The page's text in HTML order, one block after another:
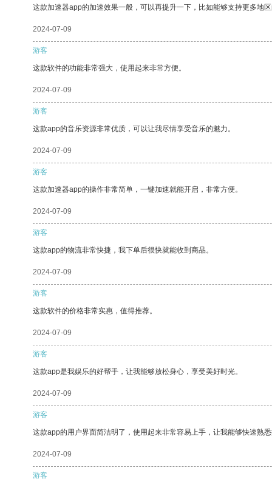
这款加速器app的加速效果一般，可以再提升一下，比如能够支持更多地区
2024-07-09
游客
这款软件的功能非常强大，使用起来非常方便。
2024-07-09
游客
这款app的音乐资源非常优质，可以让我尽情享受音乐的魅力。
2024-07-09
游客
这款加速器app的操作非常简单，一键加速就能开启，非常方便。
2024-07-09
游客
这款app的物流非常快捷，我下单后很快就能收到商品。
2024-07-09
游客
这款软件的价格非常实惠，值得推荐。
2024-07-09
游客
这款app是我娱乐的好帮手，让我能够放松身心，享受美好时光。
2024-07-09
游客
这款app的用户界面简洁明了，使用起来非常容易上手，让我能够快速熟
2024-07-09
游客